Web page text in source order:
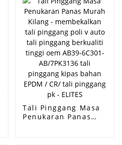
Tali Pinggang Masa
Penukaran Panas